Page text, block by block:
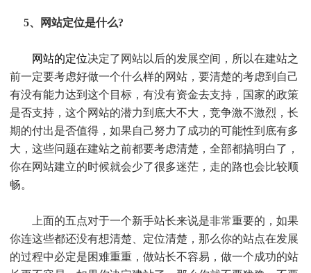
5、网站定位是什么?
网站的定位决定了网站以后的发展空间，所以在建站之
前一定要考虑好做一个什么样的网站，要清楚的考虑到自己
有没有能力达到这个目标，有没有资金去支持，国家的政策
是否支持，这个网站的潜力到底大不大，竞争激不激烈，长
期的付出是否值得，如果自己努力了成功的可能性到底有多
大，这些问题在建站之前都要考虑清楚，全部都搞明白了，
你在网站建立的时候就会少了很多迷茫，走的路也会比较顺
畅。
上面的五点对于一个新手站长来说是非常重要的，如果
你连这些都还没有想清楚、定位清楚，那么你的站点在发展
的过程中必定是困难重重，做站长不容易，做一个成功的站